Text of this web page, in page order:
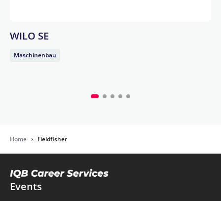
WILO SE
Maschinenbau
Home › Fieldfisher
Events